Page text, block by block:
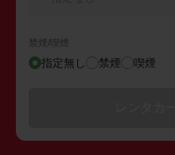
禁煙/喫煙
指定無し 禁煙 喫煙